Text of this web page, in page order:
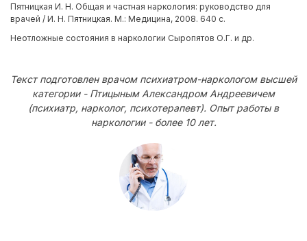
Пятницкая И. Н. Общая и частная наркология: руководство для
врачей / И. Н. Пятницкая. М.: Медицина, 2008. 640 с.
Неотложные состояния в наркологии Сыропятов О.Г. и др.
Текст подготовлен врачом психиатром-наркологом высшей
категории - Птицыным Александром Андреевичем
(психиатр, нарколог, психотерапевт). Опыт работы в
наркологии - более 10 лет.